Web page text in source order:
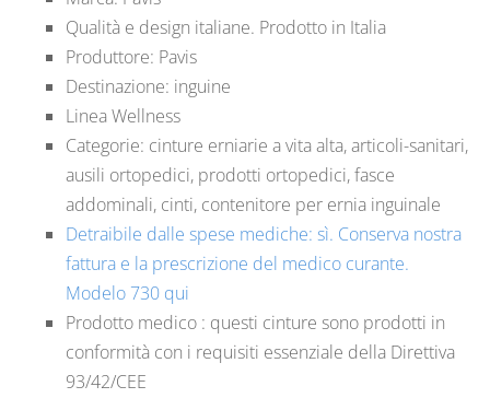
Qualità e design italiane. Prodotto in Italia
Produttore: Pavis
Destinazione: inguine
Linea Wellness
Categorie: cinture erniarie a vita alta, articoli-sanitari,
ausili ortopedici, prodotti ortopedici, fasce
addominali, cinti, contenitore per ernia inguinale
Detraibile dalle spese mediche: sì. Conserva nostra
fattura e la prescrizione del medico curante.
Modelo 730 qui
Prodotto medico : questi cinture sono prodotti in
conformità con i requisiti essenziale della Direttiva
93/42/CEE